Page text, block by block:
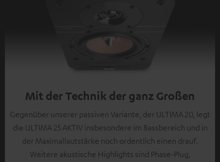
Mit der Technik der ganz Großen
Gegenüber unserer passiven Variante, der ULTIMA 20, legt
die ULTIMA 25 AKTIV insbesondere im Bassbereich und in
der Maximallautstärke noch ordentlich einen drauf.
Weitere akustische Highlights sind Phase-Plug,